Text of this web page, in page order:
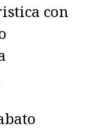
con